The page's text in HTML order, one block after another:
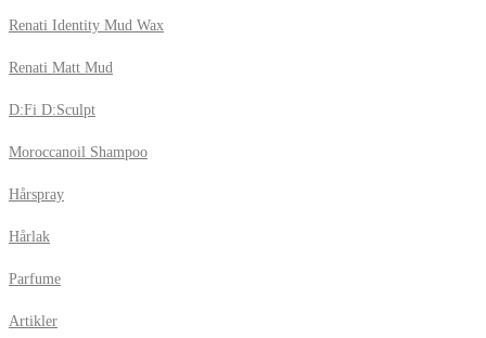
Renati Identity Mud Wax
Renati Matt Mud
D:Fi D:Sculpt
Moroccanoil Shampoo
Hårspray
Hårlak
Parfume
Artikler